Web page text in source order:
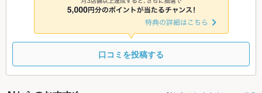
休 ◎ ◎
口コミを投稿する